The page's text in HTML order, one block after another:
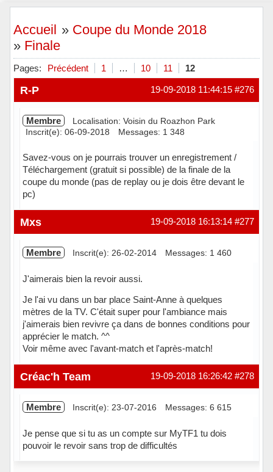
Accueil » Coupe du Monde 2018
» Finale
Pages: Précédent 1 … 10 11 12
#276
19-09-2018 11:44:15
R-P
Membre
Localisation: Voisin du Roazhon Park
Inscrit(e): 06-09-2018
Messages: 1 348
Savez-vous on je pourrais trouver un enregistrement /
Téléchargement (gratuit si possible) de la finale de la
coupe du monde (pas de replay ou je dois être devant le
pc)
Hors ligne #277
19-09-2018 16:13:14
Mxs
Membre Inscrit(e): 26-02-2014 Messages: 1 460
J'aimerais bien la revoir aussi.
Je l'ai vu dans un bar place Saint-Anne à quelques
mètres de la TV. C'était super pour l'ambiance mais
j'aimerais bien revivre ça dans de bonnes conditions pour
apprécier le match. ^^
Voir même avec l'avant-match et l'après-match!
Hors ligne #278
19-09-2018 16:26:42
Créac'h Team
Membre Inscrit(e): 23-07-2016 Messages: 6 615
Je pense que si tu as un compte sur MyTF1 tu dois
pouvoir le revoir sans trop de difficultés